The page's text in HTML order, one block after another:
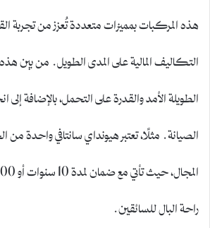
هذه المركبات بمميزات متعددة تُعزز من تجربة
التكاليف المالية على المدى الطويل. من بين
الطويلة الأمد والقدرة على التحمل، بالإضافة
الصيانة. مثلًا، تعتبر هيونداي سانتافي واحدة من
راحة البال للسائقين.